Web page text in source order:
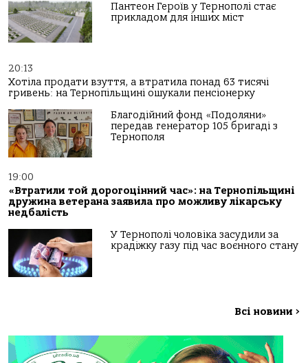
Пантеон Героїв у Тернополі стає
прикладом для інших міст
20:13
Хотіла продати взуття, а втратила понад 63 тисячі
гривень: на Тернопільщині ошукали пенсіонерку
Благодійний фонд «Подоляни»
передав генератор 105 бригаді з
Тернополя
19:00
«Втратили той дорогоцінний час»: на Тернопільщині
дружина ветерана заявила про можливу лікарську
недбалість
У Тернополі чоловіка засудили за
крадіжку газу під час воєнного стану
Всі новини >